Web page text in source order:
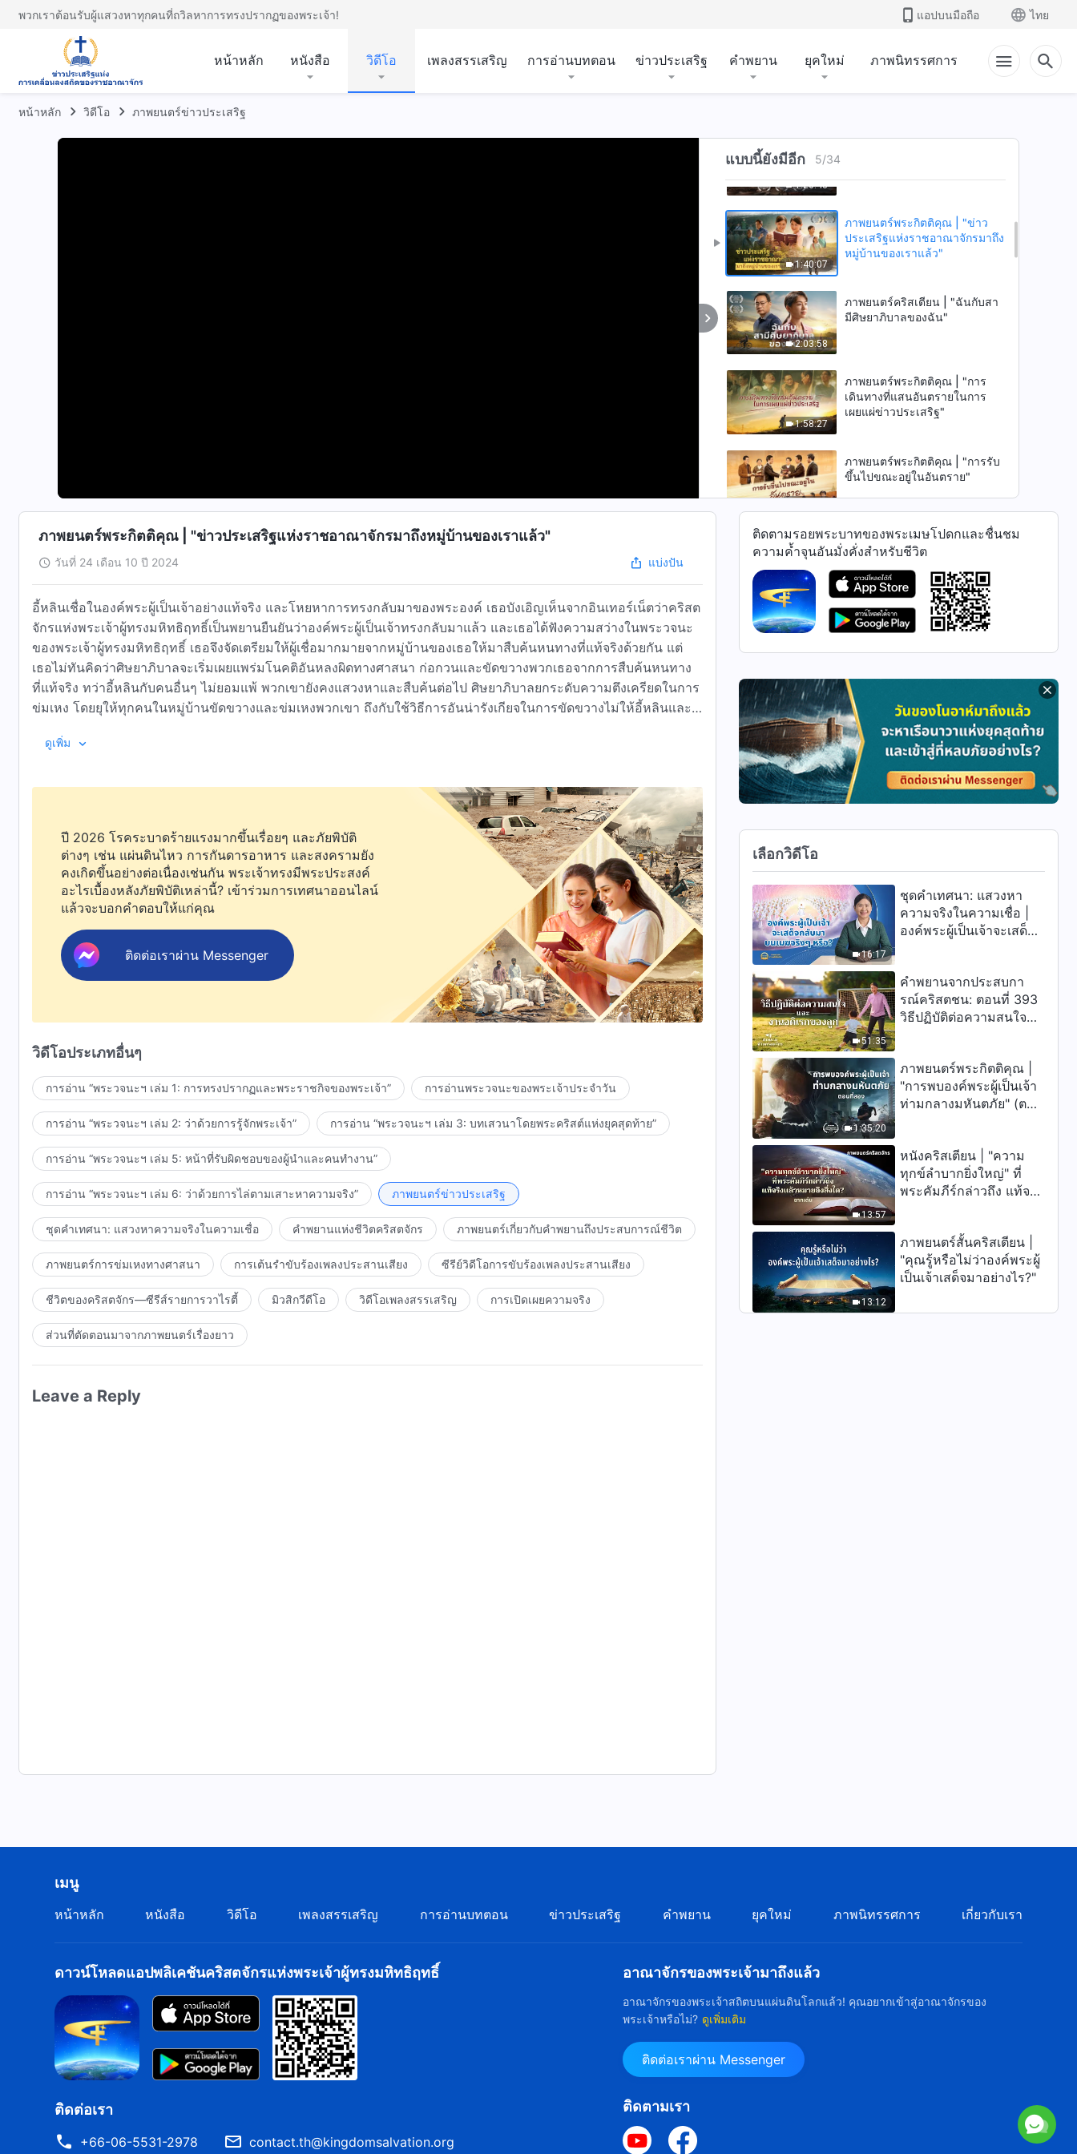
พวกเราต้อนรับผู้แสวงหาทุกคนที่ถวิลหาการทรงปรากฏของพระเจ้า! แอปบนมือถือ ไทย
หน้าหลัก หนังสือ วิดีโอ เพลงสรรเสริญ การอ่านบทตอน ข่าวประเสริฐ คำพยาน ยุคใหม่ ภาพนิทรรศการ
หน้าหลัก วิดีโอ ภาพยนตร์ข่าวประเสริฐ
แบบนี้ยังมีอีก 5/34
ภาพยนตร์พระกิตติคุณ | "การพบ
1:20:48
ภาพยนตร์พระกิตติคุณ | "การพบ
1:40:07
ภาพยนตร์พระกิตติคุณ | "ข่าว
ประเสริฐแห่งราชอาณาจักรมาถึง
หมู่บ้านของเราแล้ว"
2:03:58
ภาพยนตร์คริสเตียน | "ฉันกับสา
มีศิษยาภิบาลของฉัน"
1:58:27
ภาพยนตร์พระกิตติคุณ | "การ
เดินทางที่แสนอันตรายในการ
เผยแผ่ข่าวประเสริฐ"
ภาพยนตร์พระกิตติคุณ | "การรับ
ขึ้นไปขณะอยู่ในอันตราย"
2:25:41
ภาพยนตร์คริสเตียน | "ถนนแสน
อันตรายสู่ราชอาณาจักรสวรรค์"
ภาพยนตร์คริสเตียน | "ช่วงเวลา
แห่งการเปลี่ยนแปลง" จะถูกรับ
ขึ้นสู่อาณาจักรแห่งสวรรค์
3:15:43
ภาพยนตร์คริสเตียน | "ฝ่าพ้น
บ่วงพราง" การต้อนรับการเสด็จ
มาถึงครั้งที่สองขององค์พระเยซู
เจ้า
ภาพยนตร์คริสเตียน | “ตะวันไม่
เคยลาจากความซื่อสัตย์สุจริต”
2:54:48
จำอันเจ็บปวด" การกลับใจของผู้
สูงอายุของคริสตจักร
2:58:59
ภาพยนตร์คริสเตียน | "การเฝ้า
รอ" คุณได้ต้อนรับการเสด็จกลับ
มาของพระเยซูหรือยัง?
2:10:13
ภาพยนตร์ความศรัทธา | "งาน
เลี้ยงแห่งราชอาณาจักรสวรรค์"
คำพยานความศรัทธาของนักบวช
คาทอลิก
2:48:19
ภาพยนตร์คริสเตียน | "ทบทวน
เรื่องความรอด" คำพยานที่แท้จริง
ของผู้อาวุโสแห่งคริสตจักร
2:01:35
ภาพยนตร์คริสเตียน | "เสียงนั้น
ช่างไพเราะ"
2:03:13
หนังไทยเต็มเรื่อง | "กลับบ้านนะ
ลูก" เรื่องจริงของเยาวชนติดเกม
คนหนึ่งที่ได้รับความรอดของ
พระเจ้า
ได้รับการเห็นชอบโดยพระเจ้า
หา" คำพยากรณ์การกลับมาของ
อย่างไร
บาลได้พบหนทางเดียวแห่งการ
ภาพยนตร์พระกิตติคุณ | "ข่าวประเสริฐแห่งราชอาณาจักรมาถึงหมู่บ้านของเราแล้ว"
วันที่ 24 เดือน 10 ปี 2024 แบ่งปัน
อี้หลินเชื่อในองค์พระผู้เป็นเจ้าอย่างแท้จริง และโหยหาการทรงกลับมาของพระองค์ เธอบังเอิญเห็นจากอินเทอร์เน็ตว่าคริสต
จักรแห่งพระเจ้าผู้ทรงมหิทธิฤทธิ์เป็นพยานยืนยันว่าองค์พระผู้เป็นเจ้าทรงกลับมาแล้ว และเธอได้ฟังความสว่างในพระวจนะ
ของพระเจ้าผู้ทรงมหิทธิฤทธิ์ เธอจึงจัดเตรียมให้ผู้เชื่อมากมายจากหมู่บ้านของเธอให้มาสืบค้นหนทางที่แท้จริงด้วยกัน แต่
เธอไม่ทันคิดว่าศิษยาภิบาลจะเริ่มเผยแพร่มโนคติอันหลงผิดทางศาสนา ก่อกวนและขัดขวางพวกเธอจากการสืบค้นหนทาง
ที่แท้จริง ทว่าอี้หลินกับคนอื่นๆ ไม่ยอมแพ้ พวกเขายังคงแสวงหาและสืบค้นต่อไป ศิษยาภิบาลยกระดับความตึงเครียดในการ
ข่มเหง โดยยุให้ทุกคนในหมู่บ้านขัดขวางและข่มเหงพวกเขา ถึงกับใช้วิธีการอันน่ารังเกียจในการขัดขวางไม่ให้อี้หลินและ
เชิญรับชมได้ในภาพยนตร์เรื่อง ข่าวประเสริฐแห่งราชอาณาจักรมาถึงหมู่บ้านของเราแล้ว
ดูเพิ่ม
ปี 2026 โรคระบาดร้ายแรงมากขึ้นเรื่อยๆ และภัยพิบัติ
ต่างๆ เช่น แผ่นดินไหว การกันดารอาหาร และสงครามยัง
คงเกิดขึ้นอย่างต่อเนื่องเช่นกัน พระเจ้าทรงมีพระประสงค์
อะไรเบื้องหลังภัยพิบัติเหล่านี้? เข้าร่วมการเทศนาออนไลน์
แล้วจะบอกคำตอบให้แก่คุณ
ติดต่อเราผ่าน Messenger
วิดีโอประเภทอื่นๆ
การอ่าน “พระวจนะฯ เล่ม 1: การทรงปรากฏและพระราชกิจของพระเจ้า” การอ่านพระวจนะของพระเจ้าประจำวัน
การอ่าน “พระวจนะฯ เล่ม 2: ว่าด้วยการรู้จักพระเจ้า” การอ่าน “พระวจนะฯ เล่ม 3: บทเสวนาโดยพระคริสต์แห่งยุคสุดท้าย”
การอ่าน “พระวจนะฯ เล่ม 5: หน้าที่รับผิดชอบของผู้นำและคนทำงาน”
การอ่าน “พระวจนะฯ เล่ม 6: ว่าด้วยการไล่ตามเสาะหาความจริง” ภาพยนตร์ข่าวประเสริฐ
ชุดคำเทศนา: แสวงหาความจริงในความเชื่อ คำพยานแห่งชีวิตคริสตจักร ภาพยนตร์เกี่ยวกับคำพยานถึงประสบการณ์ชีวิต
ภาพยนตร์การข่มเหงทางศาสนา การเต้นรำขับร้องเพลงประสานเสียง ซีรีย์วิดีโอการขับร้องเพลงประสานเสียง
ชีวิตของคริสตจักร—ซีรีส์รายการวาไรตี้ มิวสิกวีดีโอ วิดีโอเพลงสรรเสริญ การเปิดเผยความจริง
ส่วนที่ตัดตอนมาจากภาพยนตร์เรื่องยาว
Leave a Reply
ติดตามรอยพระบาทของพระเมษโปดกและชื่นชม
ความค้ำจุนอันมั่งคั่งสำหรับชีวิต
เลือกวิดีโอ
16:17
ชุดคำเทศนา: แสวงหา
ความจริงในความเชื่อ |
องค์พระผู้เป็นเจ้าจะเสด็จ
51:35
คำพยานจากประสบกา
รณ์คริสตชน: ตอนที่ 393
วิธีปฏิบัติต่อความสนใจ
1:35:20
ภาพยนตร์พระกิตติคุณ |
"การพบองค์พระผู้เป็นเจ้า
ท่ามกลางมหันตภัย" (ตอน
รอดชีวิตได้อย่างไร?
13:57
หนังคริสเตียน | "ความ
ทุกข์ลำบากยิ่งใหญ่" ที่
พระคัมภีร์กล่าวถึง แท้จริง
13:12
ภาพยนตร์สั้นคริสเตียน |
"คุณรู้หรือไม่ว่าองค์พระผู้
เป็นเจ้าเสด็จมาอย่างไร?"
เมนู
หน้าหลัก หนังสือ วิดีโอ เพลงสรรเสริญ การอ่านบทตอน ข่าวประเสริฐ คำพยาน ยุคใหม่ ภาพนิทรรศการ เกี่ยวกับเรา
ดาวน์โหลดแอปพลิเคชันคริสตจักรแห่งพระเจ้าผู้ทรงมหิทธิฤทธิ์
ติดต่อเรา
+66-06-5531-2978 contact.th@kingdomsalvation.org
อาณาจักรของพระเจ้ามาถึงแล้ว
อาณาจักรของพระเจ้าสถิตบนแผ่นดินโลกแล้ว! คุณอยากเข้าสู่อาณาจักรของ
พระเจ้าหรือไม่? ดูเพิ่มเติม
ติดต่อเราผ่าน Messenger
ติดตามเรา